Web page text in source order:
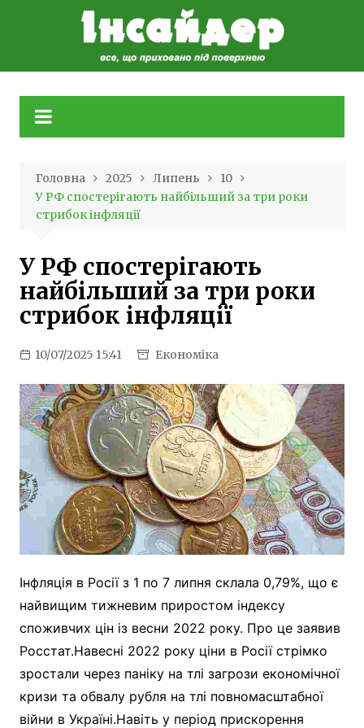
Головна 2025 Липень
10
У РФ спостерігають найбільший за три роки
стрибок інфляції
У РФ спостерігають
найбільший за три роки
стрибок інфляції
10/07/2025 15:41 Економіка
Інфляція в Росії з 1 по 7 липня склала 0,79%, що є
найвищим тижневим приростом індексу
споживчих цін із весни 2022 року. Про це заявив
Росстат.Навесні 2022 року ціни в Росії стрімко
зростали через паніку на тлі загрози економічної
кризи та обвалу рубля на тлі повномасштабної
війни в Україні.Навіть у період прискорення